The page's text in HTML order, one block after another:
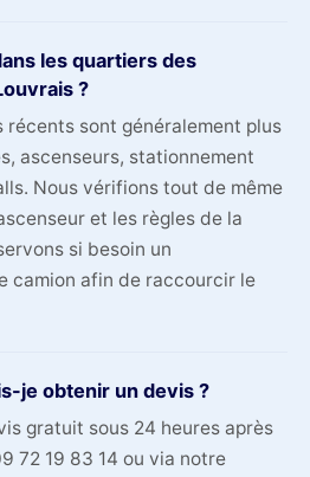
les quartiers des
?
récents sont généralement plus
ascenseurs, stationnement
Nous vérifions tout de même
et les règles de la
si besoin un
camion afin de raccourcir le
je obtenir un devis ?
gratuit sous 24 heures après
72 19 83 14 ou via notre